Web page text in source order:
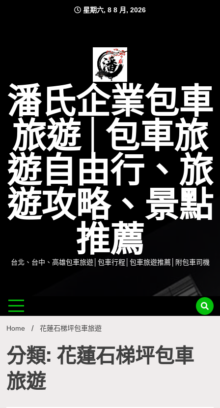
星期六, 8 8 月, 2026
潘氏企業包車
旅遊│包車旅
遊自由行、旅
遊攻略、景點
推薦
台北、台中、高雄包車旅遊│包車行程│包車旅遊推薦│附包車司機
Home 花蓮石梯坪包車旅遊
分類: 花蓮石梯坪包車
旅遊